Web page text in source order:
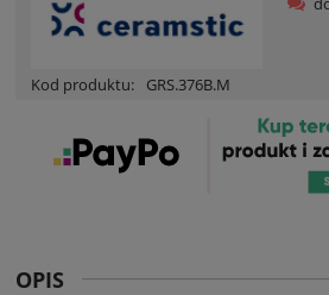
Kod produktu: GRS.376B.M
OPIS